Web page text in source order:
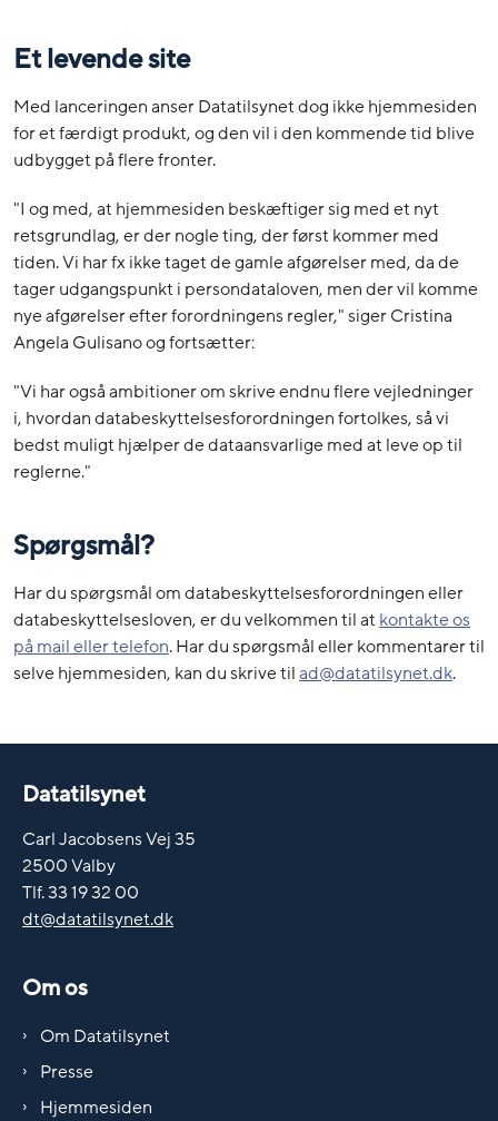
Et levende site
Med lanceringen anser Datatilsynet dog ikke hjemmesiden
for et færdigt produkt, og den vil i den kommende tid blive
udbygget på flere fronter.
"I og med, at hjemmesiden beskæftiger sig med et nyt
retsgrundlag, er der nogle ting, der først kommer med
tiden. Vi har fx ikke taget de gamle afgørelser med, da de
tager udgangspunkt i persondataloven, men der vil komme
nye afgørelser efter forordningens regler," siger Cristina
Angela Gulisano og fortsætter:
"Vi har også ambitioner om skrive endnu flere vejledninger
i, hvordan databeskyttelsesforordningen fortolkes, så vi
bedst muligt hjælper de dataansvarlige med at leve op til
reglerne."
Spørgsmål?
Har du spørgsmål om databeskyttelsesforordningen eller
databeskyttelsesloven, er du velkommen til at kontakte os
på mail eller telefon. Har du spørgsmål eller kommentarer til
selve hjemmesiden, kan du skrive tilad@datatilsynet.dk.
Datatilsynet
Carl Jacobsens Vej 35
2500 Valby
Tlf. 33 19 32 00
dt@datatilsynet.dk
Om os
Om Datatilsynet
Presse
Hjemmesiden